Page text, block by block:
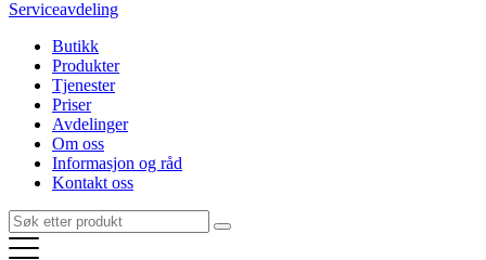
Serviceavdeling
Butikk
Produkter
Tjenester
Priser
Avdelinger
Om oss
Informasjon og råd
Kontakt oss